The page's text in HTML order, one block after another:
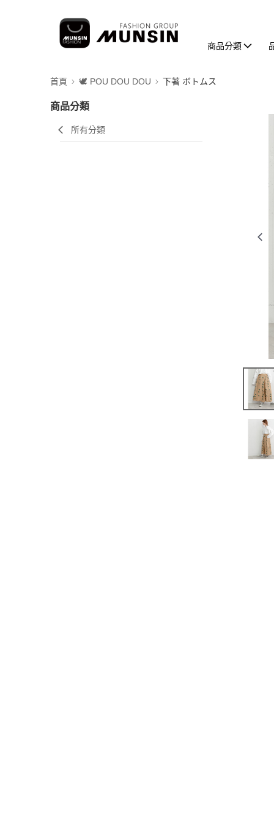
商品分類
首頁 🕊️ POU DOU DOU 下著 ボトムス
商品分類
所有分類